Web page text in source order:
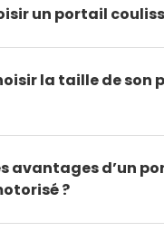
un portail
la taille de son
avantages d’un
?